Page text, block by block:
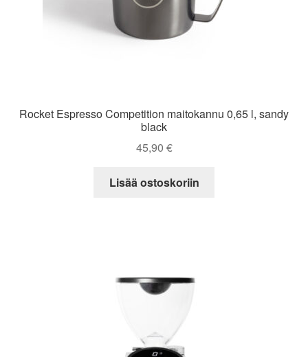
Rocket Espresso Competition maitokannu 0,65 l, sandy
black
45,90 €
Lisää ostoskoriin